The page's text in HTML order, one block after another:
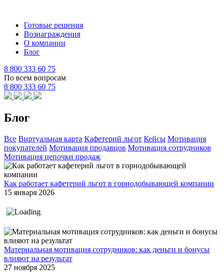
Готовые решения
Вознаграждения
О компании
Блог
8 800 333 60 75
По всем вопросам
8 800 333 60 75
Блог
Все Виртуальная карта Кафетерий льгот Кейсы Мотивация
покупателей Мотивация продавцов Мотивация сотрудников
Мотивация цепочки продаж
Как работает кафетерий льгот в горнодобывающей компании
15 января 2026
Материальная мотивация сотрудников: как деньги и бонусы
влияют на результат
27 ноября 2025